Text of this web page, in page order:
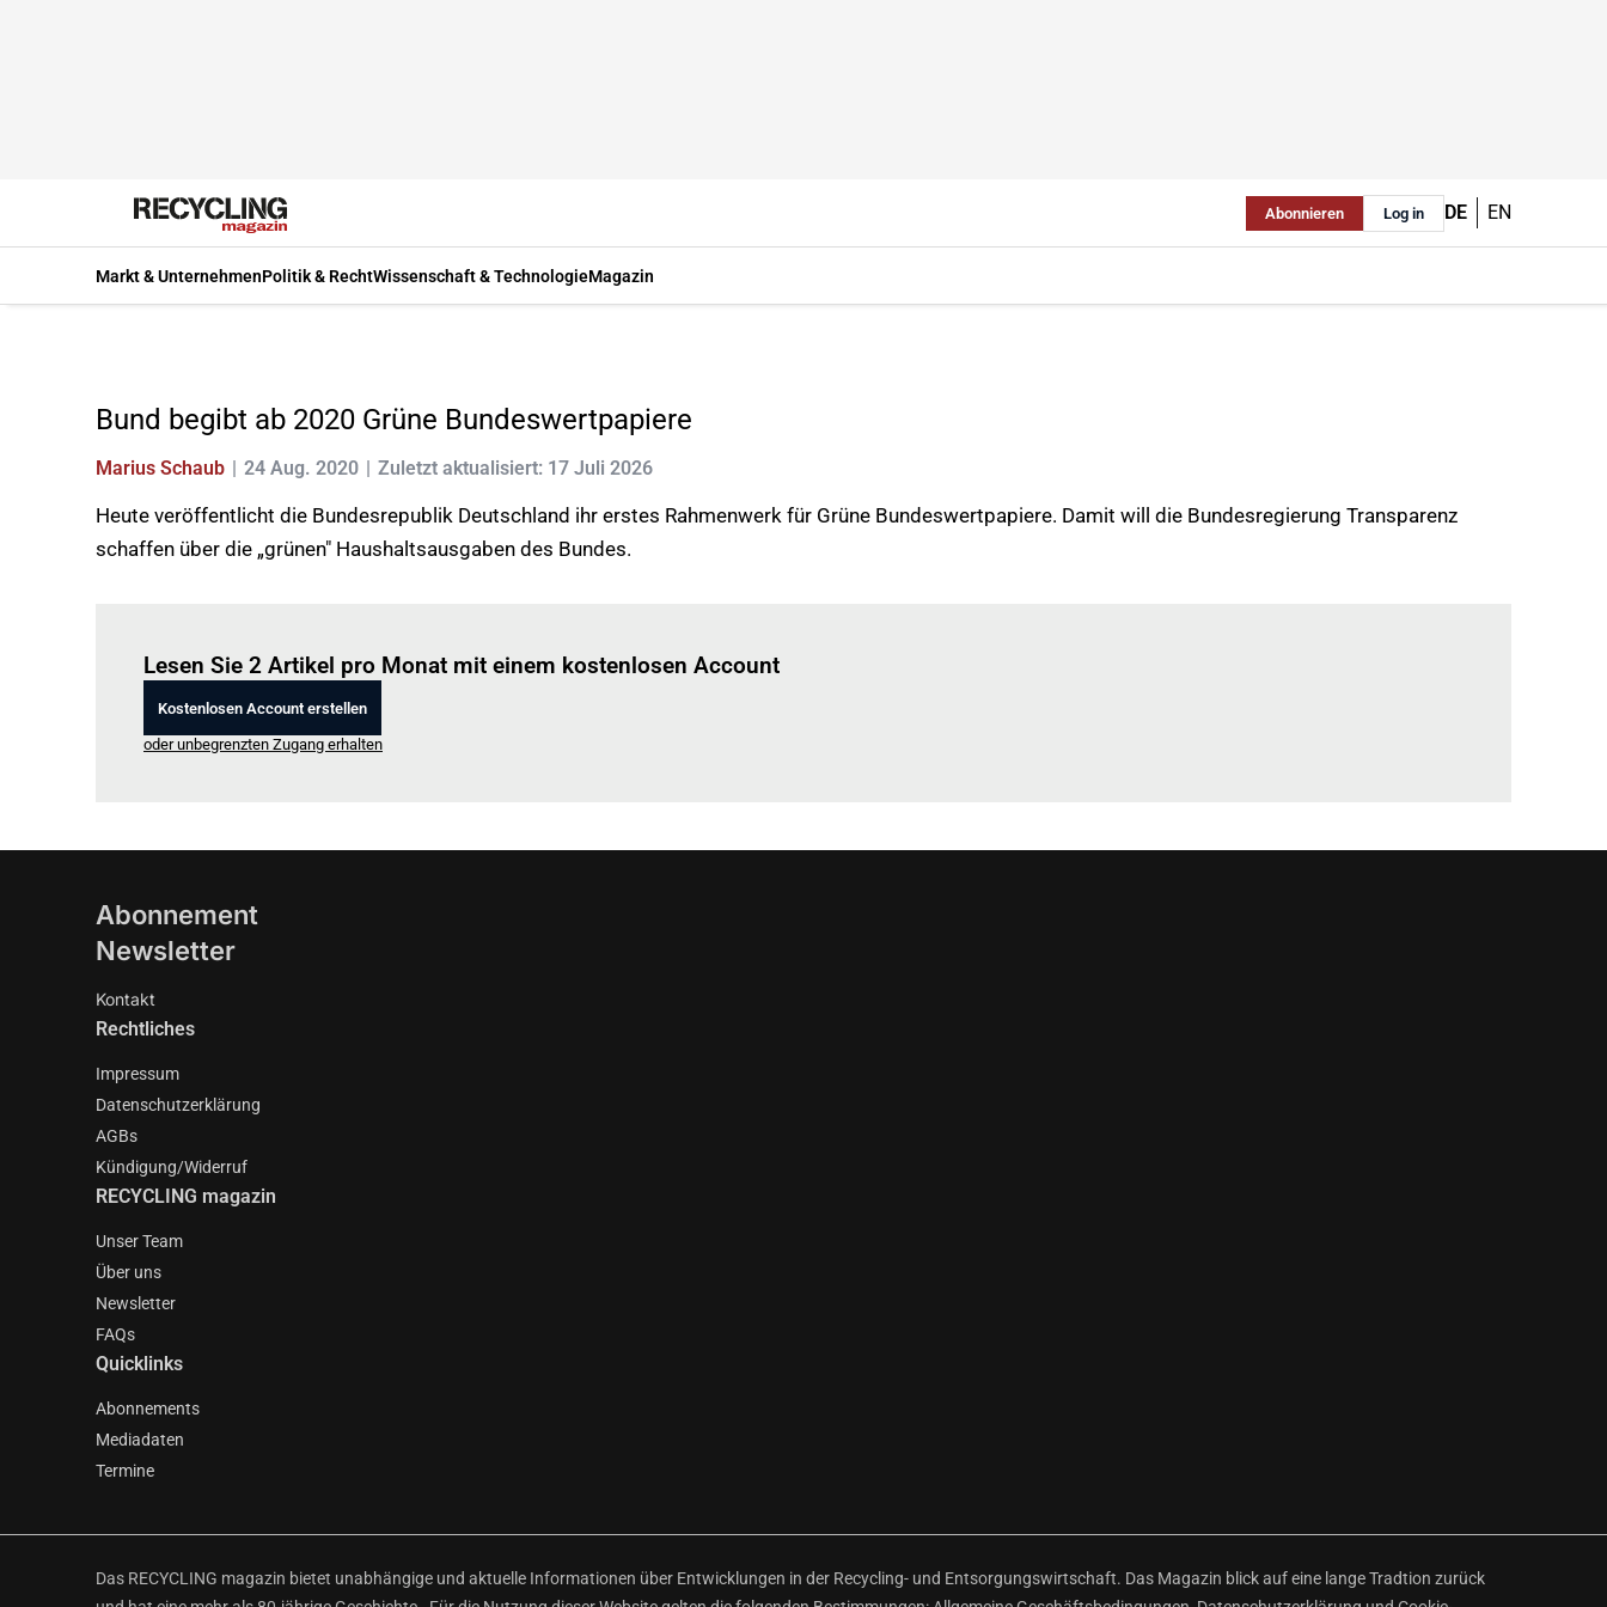
Abonnieren Log in DE EN
Markt & UnternehmenPolitik & RechtWissenschaft & TechnologieMagazin
Bund begibt ab 2020 Grüne Bundeswertpapiere
Marius Schaub 24 Aug. 2020 Zuletzt aktualisiert: 17 Juli 2026
Heute veröffentlicht die Bundesrepublik Deutschland ihr erstes Rahmenwerk für Grüne Bundeswertpapiere. Damit will die Bundesregierung Transparenz
schaffen über die „grünen" Haushaltsausgaben des Bundes.
Lesen Sie 2 Artikel pro Monat mit einem kostenlosen Account
Kostenlosen Account erstellen
oder unbegrenzten Zugang erhalten
Abonnement
Newsletter
Kontakt
Rechtliches
Impressum
Datenschutzerklärung
AGBs
Kündigung/Widerruf
RECYCLING magazin
Unser Team
Über uns
Newsletter
FAQs
Quicklinks
Abonnements
Mediadaten
Termine
Das RECYCLING magazin bietet unabhängige und aktuelle Informationen über Entwicklungen in der Recycling- und Entsorgungswirtschaft. Das Magazin blick auf eine lange Tradtion zurück